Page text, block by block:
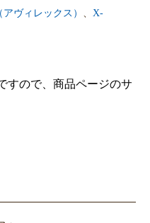
ヴィレックス） 、 X-
すので、商品ページのサ